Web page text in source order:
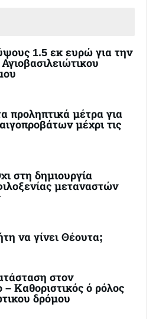
1.5 εκ ευρώ για την
προληπτικά μέτρα για
μέχρι τις
στη δημιουργία
μεταναστών
να γίνει Θέουτα;
στον
Καθοριστικός ό ρόλος
δρόμου